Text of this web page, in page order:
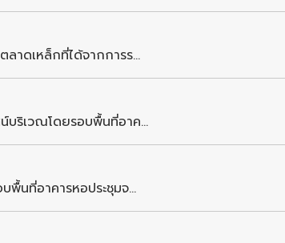
าดเหล็กที่ได้จากการร...
บริเวณโดยรอบพื้นที่อาค...
พื้นที่อาคารหอประชุมจ...